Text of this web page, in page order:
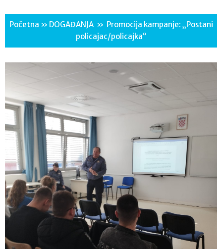
Početna » DOGAĐANJA » Promocija kampanje: „Postani
policajac/policajka“